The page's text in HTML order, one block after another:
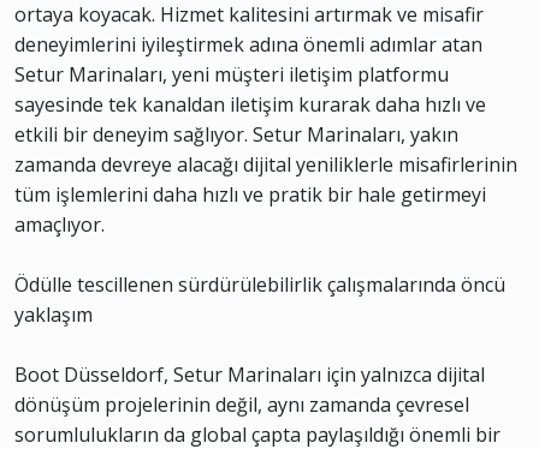
ortaya koyacak. Hizmet kalitesini artırmak ve misafir
deneyimlerini iyileştirmek adına önemli adımlar atan
Setur Marinaları, yeni müşteri iletişim platformu
sayesinde tek kanaldan iletişim kurarak daha hızlı ve
etkili bir deneyim sağlıyor. Setur Marinaları, yakın
zamanda devreye alacağı dijital yeniliklerle misafirlerinin
tüm işlemlerini daha hızlı ve pratik bir hale getirmeyi
amaçlıyor.
Ödülle tescillenen sürdürülebilirlik çalışmalarında öncü
yaklaşım
Boot Düsseldorf, Setur Marinaları için yalnızca dijital
dönüşüm projelerinin değil, aynı zamanda çevresel
sorumlulukların da global çapta paylaşıldığı önemli bir